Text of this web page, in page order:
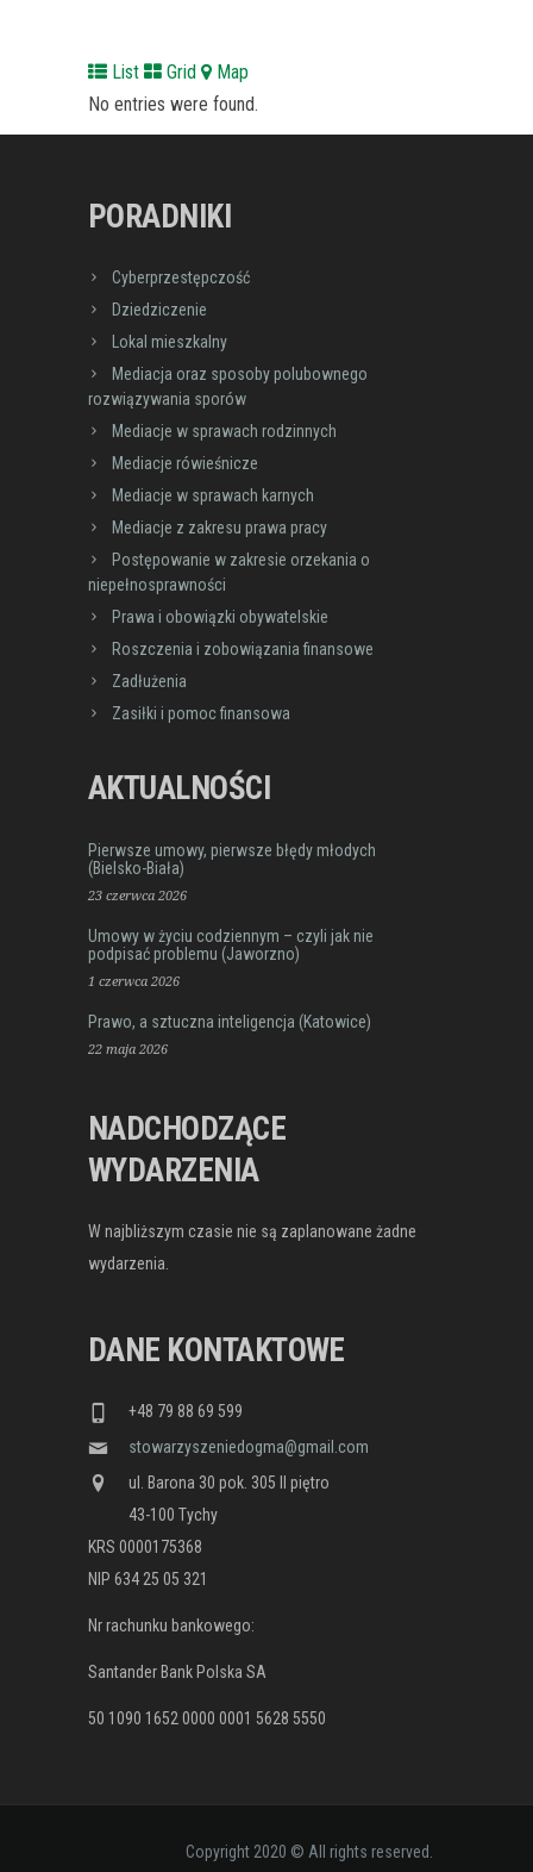
List Grid
Map
No entries were found.
PORADNIKI
Cyberprzestępczość
Dziedziczenie
Lokal mieszkalny
Mediacja oraz sposoby polubownego
rozwiązywania sporów
Mediacje w sprawach rodzinnych
Mediacje rówieśnicze
Mediacje w sprawach karnych
Mediacje z zakresu prawa pracy
Postępowanie w zakresie orzekania o
niepełnosprawności
Prawa i obowiązki obywatelskie
Roszczenia i zobowiązania finansowe
Zadłużenia
Zasiłki i pomoc finansowa
AKTUALNOŚCI
Pierwsze umowy, pierwsze błędy młodych
(Bielsko-Biała)
23 czerwca 2026
Umowy w życiu codziennym – czyli jak nie
podpisać problemu (Jaworzno)
1 czerwca 2026
Prawo, a sztuczna inteligencja (Katowice)
22 maja 2026
NADCHODZĄCE
WYDARZENIA
W najbliższym czasie nie są zaplanowane żadne
wydarzenia.
DANE KONTAKTOWE
+48 79 88 69 599
stowarzyszeniedogma@gmail.com
ul. Barona 30 pok. 305 II piętro
43-100 Tychy
KRS 0000175368
NIP 634 25 05 321
Nr rachunku bankowego:
Santander Bank Polska SA
50 1090 1652 0000 0001 5628 5550
Copyright 2020 © All rights reserved.